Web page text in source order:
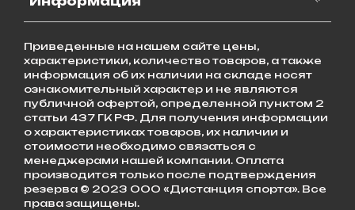
Приведенные на нашем сайте цены,
характеристики, количество товаров, а также
информация об их наличии на складе носят
ознакомительный характер и не являются
публичной офертой, определенной пунктом 2
статьи 437 ГК РФ. Для получения информации
о характеристиках товаров, их наличии и
стоимости необходимо связаться с
менеджерами нашей компании. Оплата
производится только после подтверждения
резерва © 2023 ООО «Дистанция спорта». Все
права защищены.